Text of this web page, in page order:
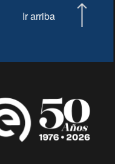
Ir arriba